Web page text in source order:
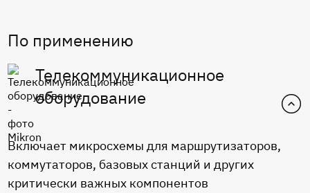
По применению
Телекоммуникационное
оборудование
Включает микросхемы для маршрутизаторов,
коммутаторов, базовых станций и других
критически важных компонентов